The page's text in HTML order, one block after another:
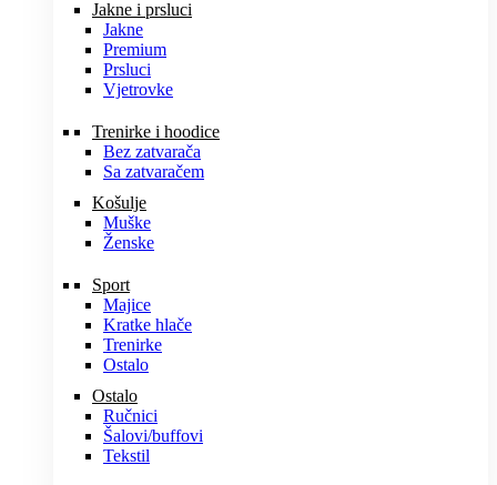
Jakne i prsluci
Jakne
Premium
Prsluci
Vjetrovke
Trenirke i hoodice
Bez zatvarača
Sa zatvaračem
Košulje
Muške
Ženske
Sport
Majice
Kratke hlače
Trenirke
Ostalo
Ostalo
Ručnici
Šalovi/buffovi
Tekstil